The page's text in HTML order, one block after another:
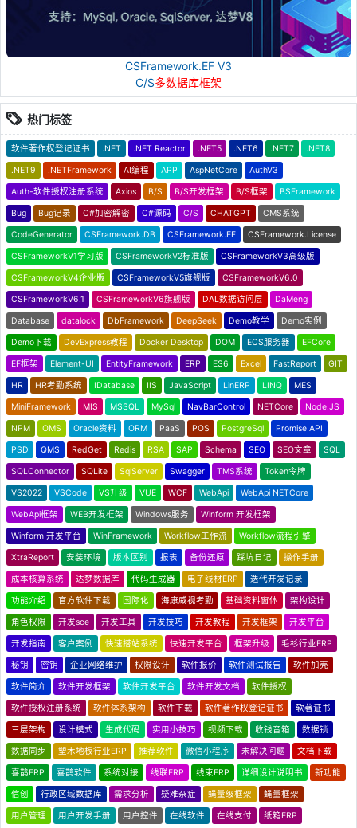
CSFramework.EF V3
C/S多数据库框架
热门标签
软件著作权登记证书 .NET .NET Reactor .NET5 .NET6 .NET7 .NET8
.NET9 .NETFramework AI编程 APP AspNetCore AuthV3
Auth-软件授权注册系统 Axios B/S B/S开发框架 B/S框架 BSFramework
Bug Bug记录 C#加密解密 C#源码 C/S CHATGPT CMS系统
CodeGenerator CSFramework.DB CSFramework.EF CSFramework.License
CSFrameworkV1学习版 CSFrameworkV2标准版 CSFrameworkV3高级版
CSFrameworkV4企业版 CSFrameworkV5旗舰版 CSFrameworkV6.0
CSFrameworkV6.1 CSFrameworkV6旗舰版 DAL数据访问层 DaMeng
Database datalock DbFramework DeepSeek Demo教学 Demo实例
Demo下载 DevExpress教程 Docker Desktop DOM ECS服务器 EFCore
EF框架 Element-UI EntityFramework ERP ES6 Excel FastReport GIT
HR HR考勤系统 IDatabase IIS JavaScript LinERP LINQ MES
MiniFramework MIS MSSQL MySql NavBarControl NETCore Node.JS
NPM OMS Oracle资料 ORM PaaS POS PostgreSql Promise API
PSD QMS RedGet Redis RSA SAP Schema SEO SEO文章 SQL
SQLConnector SQLite SqlServer Swagger TMS系统 Token令牌
VS2022 VSCode VS升级 VUE WCF WebApi WebApi NETCore
WebApi框架 WEB开发框架 Windows服务 Winform 开发框架
Winform 开发平台 WinFramework Workflow工作流 Workflow流程引擎
XtraReport 安装环境 版本区别 报表 备份还原 踩坑日记 操作手册
成本核算系统 达梦数据库 代码生成器 电子线材ERP 迭代开发记录
功能介绍 官方软件下载 国际化 海康威视考勤 基础资料窗体 架构设计
角色权限 开发sce 开发工具 开发技巧 开发教程 开发框架 开发平台
开发指南 客户案例 快速搭站系统 快速开发平台 框架升级 毛衫行业ERP
秘钥 密钥 企业网络维护 权限设计 软件报价 软件测试报告 软件加壳
软件简介 软件开发框架 软件开发平台 软件开发文档 软件授权
软件授权注册系统 软件体系架构 软件下载 软件著作权登记证书 软著证书
三层架构 设计模式 生成代码 实用小技巧 视频下载 收钱音箱 数据锁
数据同步 塑木地板行业ERP 推荐软件 微信小程序 未解决问题 文档下载
喜鹊ERP 喜鹊软件 系统对接 线联ERP 线束ERP 详细设计说明书 新功能
信创 行政区域数据库 需求分析 疑难杂症 蝇量级框架 蝇量框架
用户管理 用户开发手册 用户控件 在线软件 在线支付 纸箱ERP